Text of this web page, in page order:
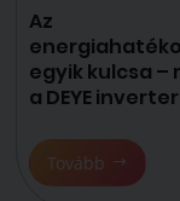
Az
egyik kulcsa –
a DEYE
Tovább